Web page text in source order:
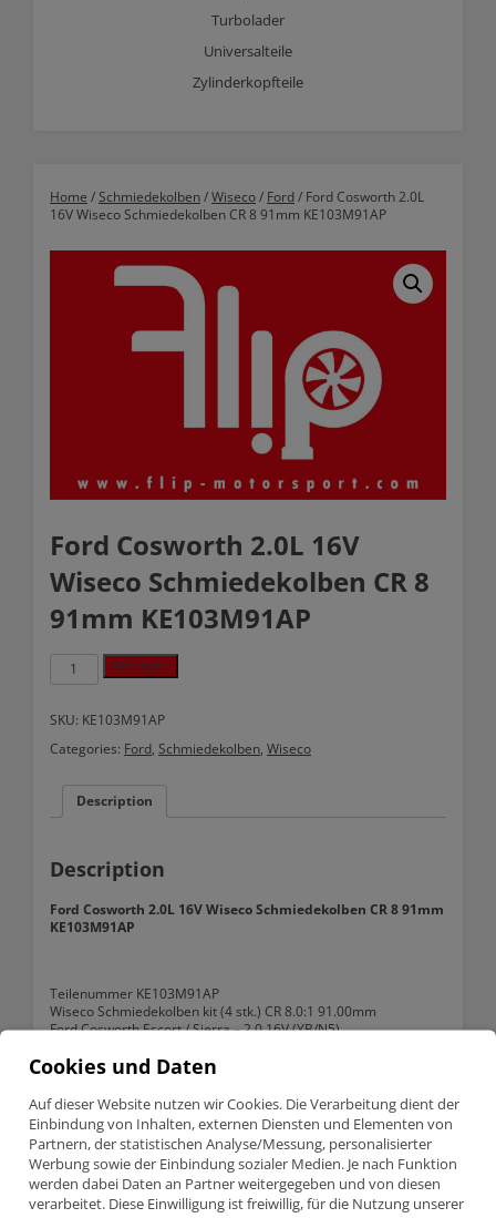
Turbolader
Universalteile
Zylinderkopfteile
Home /Schmiedekolben/Wiseco/ Ford/ Ford Cosworth 2.0L
16V Wiseco Schmiedekolben CR 8 91mm KE103M91AP
Ford Cosworth 2.0L 16V
Wiseco Schmiedekolben CR 8
91mm KE103M91AP
Ford
Cosworth
16V
Schmiedekolben
91mm
KE103M91AP
Anfragen
SKU: KE103M91AP
Categories: Ford, Schmiedekolben, Wiseco
Description
Description
Ford Cosworth 2.0L 16V Wiseco Schmiedekolben CR 8 91mm
KE103M91AP
Teilenummer KE103M91AP
Wiseco Schmiedekolben kit (4 stk.) CR 8.0:1 91.00mm
Ford Cosworth Escort / Sierra – 2.0 16V (YB/N5)
Product detailed specification
Bore size 91.00mm
Stroke 76.95mm
Cookies und Daten
Auf dieser Website nutzen wir Cookies. Die Verarbeitung dient der
Einbindung von Inhalten, externen Diensten und Elementen von
Partnern, der statistischen Analyse/Messung, personalisierter
Werbung sowie der Einbindung sozialer Medien. Je nach Funktion
werden dabei Daten an Partner weitergegeben und von diesen
verarbeitet. Diese Einwilligung ist freiwillig, für die Nutzung unserer